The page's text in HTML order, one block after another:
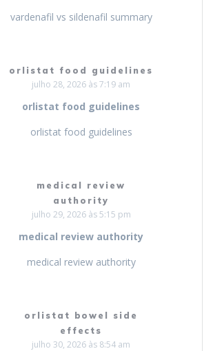
vardenafil vs sildenafil summary
orlistat food guidelines
julho 28, 2026 às 7:19 am
orlistat food guidelines
orlistat food guidelines
medical review
authority
julho 29, 2026 às 5:15 pm
medical review authority
medical review authority
orlistat bowel side
effects
julho 30, 2026 às 8:54 am